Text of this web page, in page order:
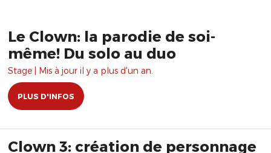
Le Clown: la parodie de soi-
même! Du solo au duo
Stage | Mis à jour il y a plus d'un an.
PLUS D'INFOS
Clown 3: création de personnage